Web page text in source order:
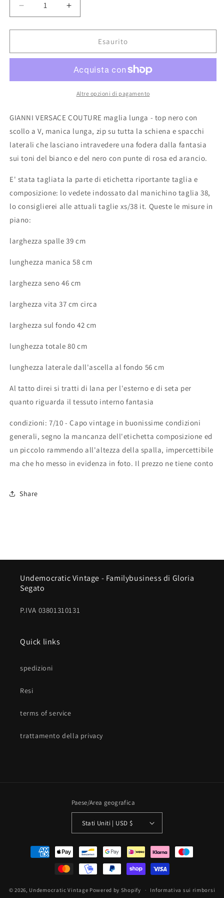
Diminuisci
quantità
per
Versace
Maglia
Top
con
spacchi
laterali
Aumenta
quantità
per
Versace
Maglia
lunga
Top
con
spacchi
laterali
Esaurito
Altre opzioni di pagamento
GIANNI VERSACE COUTURE maglia lunga - top nero con
scollo a V, manica lunga, zip su tutta la schiena e spacchi
laterali che lasciano intravedere una fodera dalla fantasia
sui toni del bianco e del nero con punte di rosa ed arancio.
E' stata tagliata la parte di etichetta riportante taglia e
composizione: lo vedete indossato dal manichino taglia 38,
lo consiglierei alle attuali taglie xs/38 it. Queste le misure in
piano:
larghezza spalle 39 cm
lunghezza manica 58 cm
larghezza seno 46 cm
larghezza vita 37 cm circa
larghezza sul fondo 42 cm
lunghezza totale 80 cm
lunghezza laterale dall'ascella al fondo 56 cm
Al tatto direi si tratti di lana per l'esterno e di seta per
quanto riguarda il tessuto interno fantasia
condizioni: 7/10 - Capo vintage in buonissime condizioni
generali, segno la mancanza dell'etichetta composizione ed
un piccolo rammendo all'altezza della spalla, impercettibile
ma che ho messo in evidenza in foto. Il prezzo ne tiene conto
Share
Undemocratic Vintage - Familybusiness di Gloria
Segato
P.IVA 03801310131
Quick links
spedizioni
Resi
terms of service
trattamento della privacy
Paese/Area geografica
Stati Uniti | USD $
Metodi
© 2026, Undemocratic Vintage Powered by Shopify Informativa sui rimborsi